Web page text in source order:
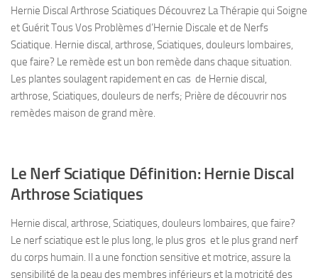
Hernie Discal Arthrose Sciatiques Découvrez La Thérapie qui Soigne
et Guérit Tous Vos Problèmes d’Hernie Discale et de Nerfs
Sciatique. Hernie discal, arthrose, Sciatiques, douleurs lombaires,
que faire? Le remède est un bon remède dans chaque situation.
Les plantes soulagent rapidement en cas de Hernie discal,
arthrose, Sciatiques, douleurs de nerfs; Prière de découvrir nos
remèdes maison de grand mère.
Le Nerf Sciatique Définition: Hernie Discal
Arthrose Sciatiques
Hernie discal, arthrose, Sciatiques, douleurs lombaires, que faire?
Le nerf sciatique est le plus long, le plus gros et le plus grand nerf
du corps humain. Il a une fonction sensitive et motrice, assure la
sensibilité de la peau des membres inférieurs et la motricité des